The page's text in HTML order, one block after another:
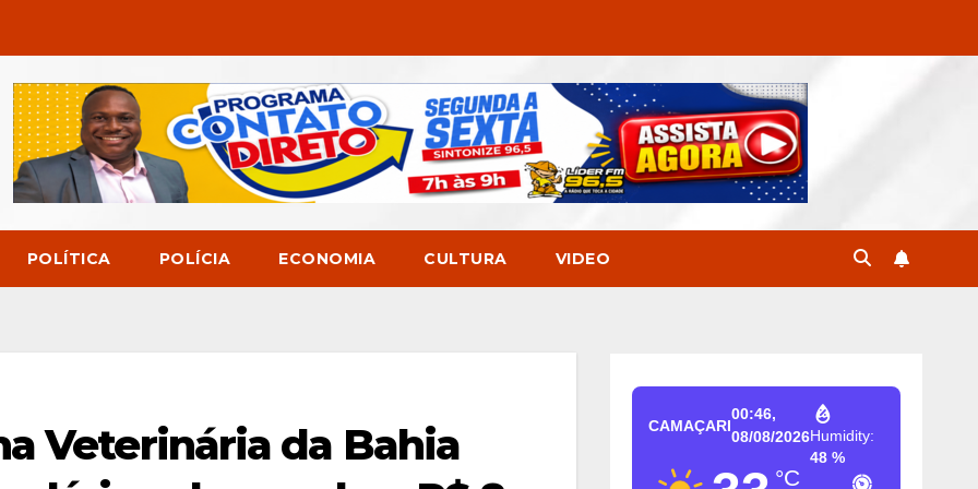
POLÍTICA POLÍCIA ECONOMIA CULTURA VIDEO
Veterinária da Bahia
CAMAÇARI
00:46,
08/08/2026
°C
Humidity:
48 %